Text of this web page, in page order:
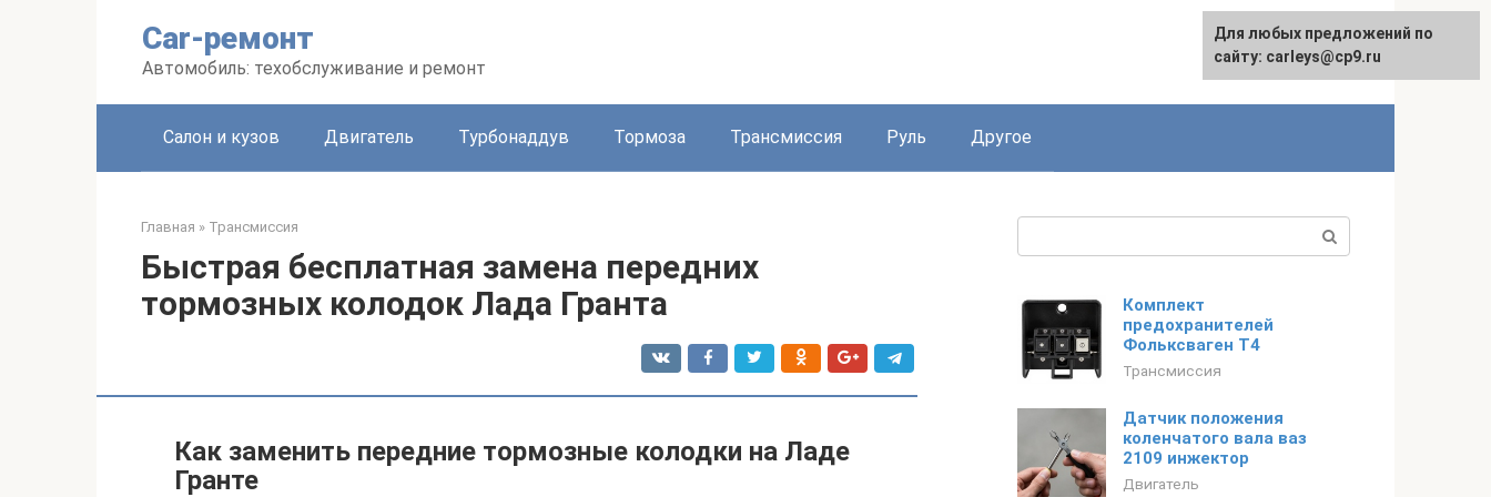
Car-ремонт
Автомобиль: техобслуживание и ремонт
Салон и кузов Двигатель Турбонаддув Тормоза Трансмиссия Руль Другое
Главная » Трансмиссия
Быстрая бесплатная замена передних
тормозных колодок Лада Гранта
Как заменить передние тормозные колодки на Ладе
Гранте
Комплект
предохранителей
Фольксваген Т4
Трансмиссия
Датчик положения
коленчатого вала ваз
2109 инжектор
Двигатель
Для любых предложений по
сайту: carleys@cp9.ru